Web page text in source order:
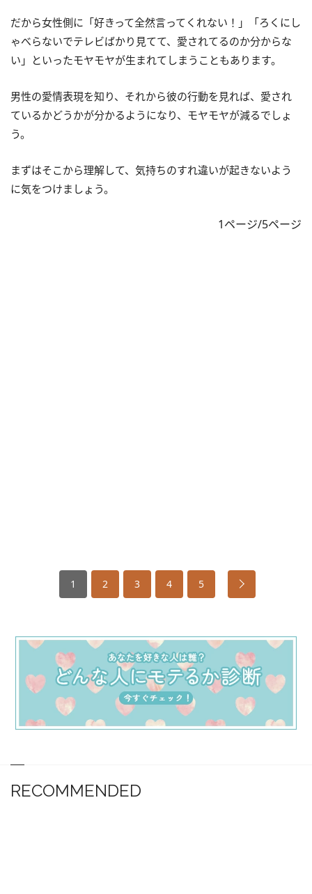
だから女性側に「好きって全然言ってくれない！」「ろくにし
ゃべらないでテレビばかり見てて、愛されてるのか分からな
い」といったモヤモヤが生まれてしまうこともあります。
男性の愛情表現を知り、それから彼の行動を見れば、愛され
ているかどうかが分かるようになり、モヤモヤが減るでしょ
う。
まずはそこから理解して、気持ちのすれ違いが起きないよう
に気をつけましょう。
1ページ/5ページ
1 2 3 4 5
RECOMMENDED